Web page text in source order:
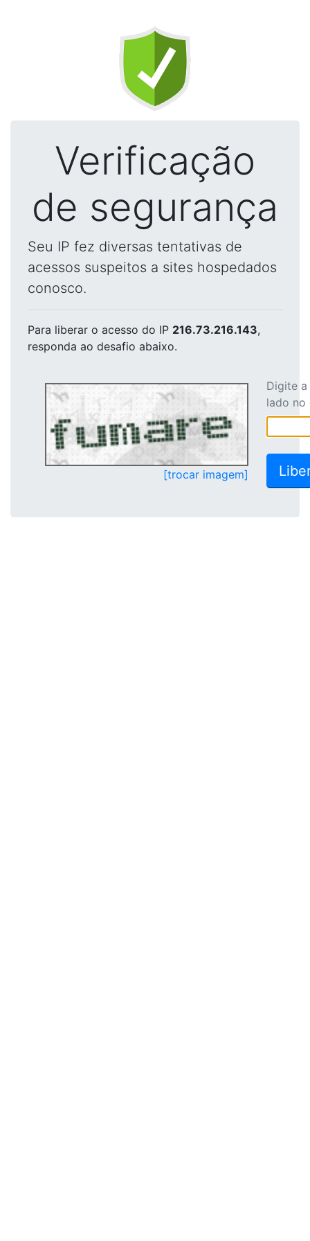
Verificação
de segurança
Seu IP fez diversas tentativas de
acessos suspeitos a sites hospedados
conosco.
Para liberar o acesso do IP 216.73.216.143,
responda ao desafio abaixo.
[trocar imagem]
Digite
lado no